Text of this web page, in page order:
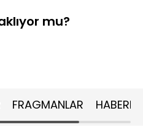
mu?
FRAGMANLAR